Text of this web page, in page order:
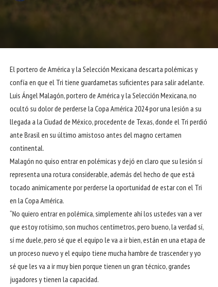
El portero de América y la Selección Mexicana descarta polémicas y
confía en que el Tri tiene guardametas suficientes para salir adelante.
Luis Ángel Malagón, portero de América y la Selección Mexicana, no
ocultó su dolor de perderse la Copa América 2024 por una lesión a su
llegada a la Ciudad de México, procedente de Texas, donde el Tri perdió
ante Brasil en su último amistoso antes del magno certamen
continental.
Malagón no quiso entrar en polémicas y dejó en claro que su lesión sí
representa una rotura considerable, además del hecho de que está
tocado anímicamente por perderse la oportunidad de estar con el Tri
en la Copa América.
“No quiero entrar en polémica, simplemente ahí los ustedes van a ver
que estoy rotísimo, son muchos centímetros, pero bueno, la verdad sí,
sí me duele, pero sé que el equipo le va a ir bien, están en una etapa de
un proceso nuevo y el equipo tiene mucha hambre de trascender y yo
sé que les va a ir muy bien porque tienen un gran técnico, grandes
jugadores y tienen la capacidad.